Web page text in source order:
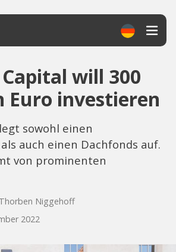
will 300
Euro investieren
sowohl einen
auch einen Dachfonds auf.
von prominenten
Niggehoff
2022